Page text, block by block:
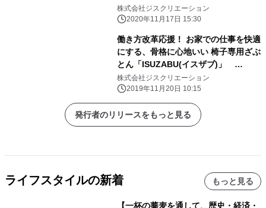
で早くも目標金額達成！
株式会社ジスクリエーション
2020年11月17日 15:30
働き方改革応援！ お家での仕事を快適
にする、骨格に心地いい 椅子専用ざぶ
とん「ISUZABU(イスザブ)」
Makuakeにて販売開始12時間で100万
円に到達
株式会社ジスクリエーション
2019年11月20日 10:15
発行者のリリースをもっと見る
ライフスタイルの新着 もっと見る
【一杯の蕎麦を通して、歴史・経済・